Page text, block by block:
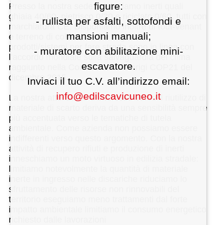
Presso la nostra sede produciamo inerti quali
ghiaia 40/60, pietrisco 0/30 e riciclato 0/60, tutti con
marchiatura CE. Disponiamo inoltre di tout-venant
e terreno di coltivo, anche vagliato. I
prodotti/sistemi per fare strada sono in linea con
l’accordo mondiale sulla salvaguardia del clima
raggiunto nella Conferenza di Parigi COP21 del
dicembre 2015.
La nostra attenzione e interesse verso il riutilizzo di
materiale di scarto deriva da una sensibilità sempre
più accentuata verso le tematiche di tutela
ambientale. Come azienda non possiamo essere
indifferenti verso questo argomento. Con la nostra
attività di recupero rifiuti e produzione di inerti
inneschiamo un moto virtuoso in edilizia stradale:
limitiamo notevolmente la quantità di materiale
inerte in ingresso nelle discariche riduciamo lo
sfruttamento delle risorse non rinnovabili del
territorio eseguiamo meno trattamenti dal forte
impatto ambientale limitiamo il consumo energetico
richiesto dalle lavorazioni
figure:
- rullista per asfalti, sottofondi e
mansioni manuali;
- muratore con abilitazione mini-
escavatore.
Inviaci il tuo C.V. all’indirizzo email:
info@edilscavicuneo.it